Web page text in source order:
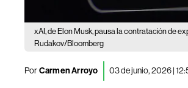
xAI, de Elon Musk, pausa la contratación de
Rudakov/Bloomberg
PorCarmen Arroyo 03 de junio, 2026 |